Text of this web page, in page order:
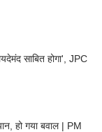
साबित होगा', JPC
हो गया बवाल | PM